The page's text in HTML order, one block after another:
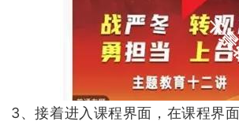
3、接着进入课程界面，在课程界